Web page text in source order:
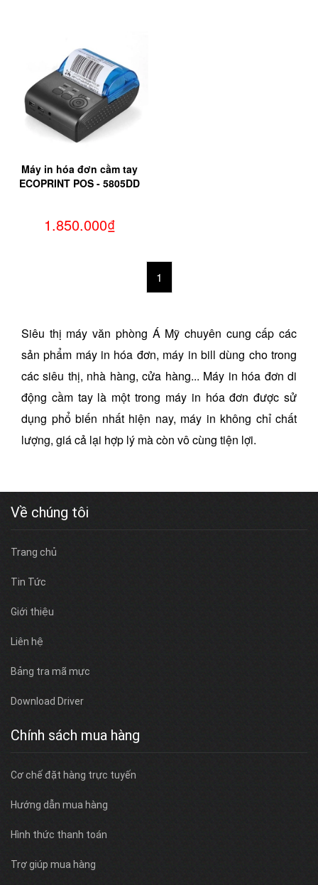
Máy in hóa đơn cầm tay
ECOPRINT POS - 5805DD
1.850.000₫
1
Siêu thị máy văn phòng Á Mỹ chuyên cung cấp các
sản phẩm máy in hóa đơn, máy in bill dùng cho trong
các siêu thị, nhà hàng, cửa hàng... Máy in hóa đơn di
động cầm tay là một trong máy in hóa đơn được sử
dụng phổ biến nhất hiện nay, máy in không chỉ chất
lượng, giá cả lại hợp lý mà còn vô cùng tiện lợi.
Về chúng tôi
Trang chủ
Tin Tức
Giới thiệu
Liên hệ
Bảng tra mã mực
Download Driver
Chính sách mua hàng
Cơ chế đặt hàng trực tuyến
Hướng dẫn mua hàng
Hình thức thanh toán
Trợ giúp mua hàng